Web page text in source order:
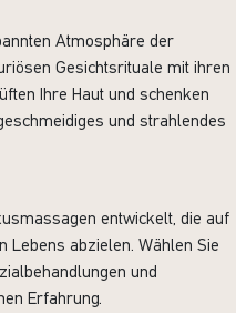
Atmosphäre der
Gesichtsrituale mit ihren
Ihre Haut und schenken
und strahlendes
entwickelt, die auf
Lebens abzielen. Wählen Sie
und
Erfahrung.